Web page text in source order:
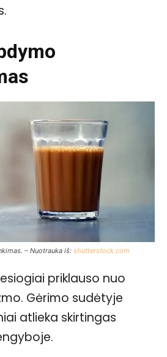
– Nuotrauka iš: shutterstock.com
priklauso nuo
Gėrimo sudėtyje
atlieka skirtingas